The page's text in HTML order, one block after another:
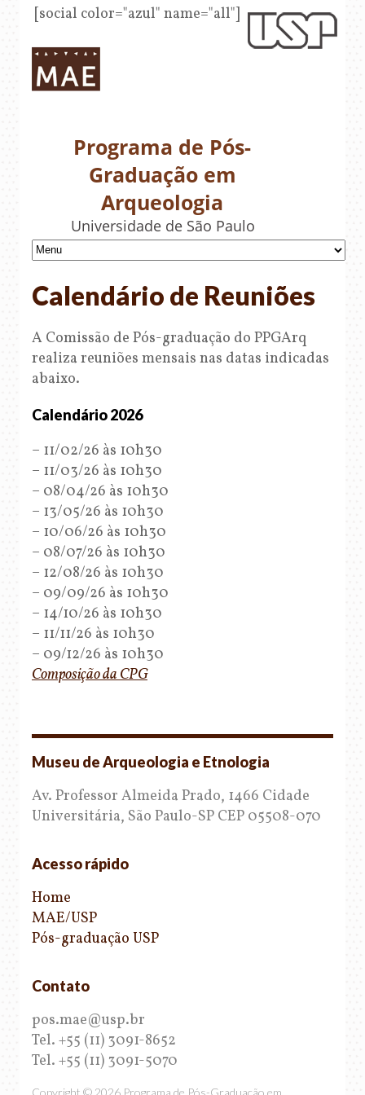
[social color="azul" name="all"]
Programa de Pós-
Graduação em
Arqueologia
Universidade de São Paulo
Calendário de Reuniões
A Comissão de Pós-graduação do PPGArq
realiza reuniões mensais nas datas indicadas
abaixo.
Calendário 2026
– 11/02/26 às 10h30
– 11/03/26 às 10h30
– 08/04/26 às 10h30
– 13/05/26 às 10h30
– 10/06/26 às 10h30
– 08/07/26 às 10h30
– 12/08/26 às 10h30
– 09/09/26 às 10h30
– 14/10/26 às 10h30
– 11/11/26 às 10h30
– 09/12/26 às 10h30
Composição da CPG
Museu de Arqueologia e Etnologia
Av. Professor Almeida Prado, 1466 Cidade
Universitária, São Paulo-SP CEP 05508-070
Acesso rápido
Home
MAE/USP
Pós-graduação USP
Contato
pos.mae@usp.br
Tel. +55 (11) 3091-8652
Tel. +55 (11) 3091-5070
Copyright © 2026 Programa de Pós-Graduação em